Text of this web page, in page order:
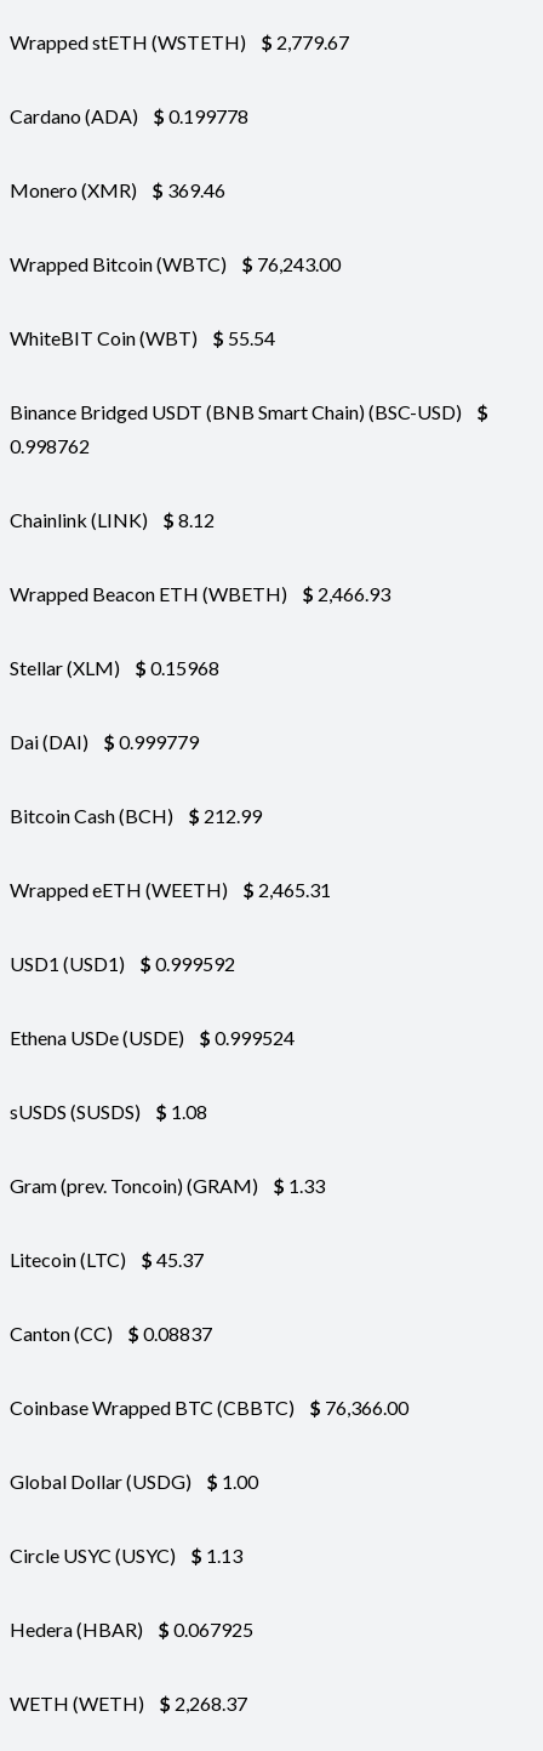
Wrapped stETH (WSTETH) $ 2,779.67
Cardano (ADA) $ 0.199778
Monero (XMR) $ 369.46
Wrapped Bitcoin (WBTC) $ 76,243.00
WhiteBIT Coin (WBT) $ 55.54
Binance Bridged USDT (BNB Smart Chain) (BSC-USD)
$
0.998762
Chainlink (LINK) $ 8.12
Wrapped Beacon ETH (WBETH) $ 2,466.93
Stellar (XLM) $ 0.15968
Dai (DAI) $ 0.999779
Bitcoin Cash (BCH) $ 212.99
Wrapped eETH (WEETH) $ 2,465.31
USD1 (USD1) $ 0.999592
Ethena USDe (USDE) $ 0.999524
sUSDS (SUSDS) $ 1.08
Gram (prev. Toncoin) (GRAM) $ 1.33
Litecoin (LTC) $ 45.37
Canton (CC) $ 0.08837
Coinbase Wrapped BTC (CBBTC) $ 76,366.00
Global Dollar (USDG) $ 1.00
Circle USYC (USYC) $ 1.13
Hedera (HBAR) $ 0.067925
WETH (WETH) $ 2,268.37